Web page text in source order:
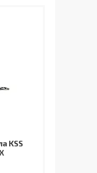
KSS